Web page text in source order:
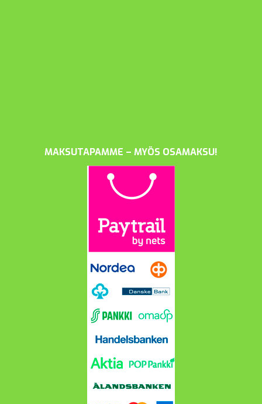
MAKSUTAPAMME – MYÖS OSAMAKSU!